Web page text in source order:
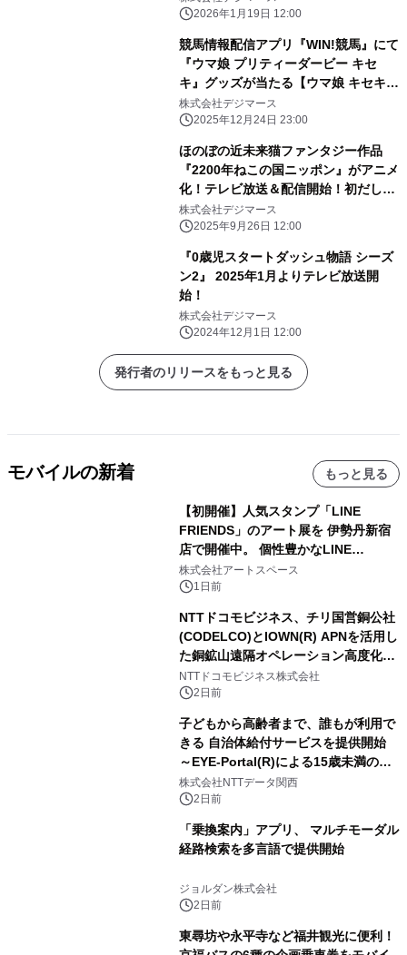
レゼントキャンペーン 第2弾】を開
2026年1月19日 12:00
競馬情報配信アプリ『WIN!競馬』にて
『ウマ娘 プリティーダービー キセ
キ』グッズが当たる【ウマ娘 キセキ・
オリジナルQUOカードプレゼントキャ
ンペーン】を開催！
株式会社デジマース
2025年12月24日 23:00
ほのぼの近未来猫ファンタジー作品
『2200年ねこの国ニッポン』がアニメ
化！テレビ放送＆配信開始！初だしテ
ィザー映像が公開！！
株式会社デジマース
2025年9月26日 12:00
『0歳児スタートダッシュ物語 シーズ
ン2』 2025年1月よりテレビ放送開
始！
株式会社デジマース
2024年12月1日 12:00
発行者のリリースをもっと見る
モバイルの新着 もっと見る
【初開催】人気スタンプ「LINE
FRIENDS」のアート展を 伊勢丹新宿
店で開催中。 個性豊かなLINE
FRIENDSの仲間たちが インテリアア
ートとして新たな魅力を発信。
株式会社アートスペース
1日前
NTTドコモビジネス、チリ国営銅公社
(CODELCO)とIOWN(R) APNを活用し
た銅鉱山遠隔オペレーション高度化に
向けた調査・実証を開始
NTTドコモビジネス株式会社
2日前
子どもから高齢者まで、誰もが利用で
きる 自治体給付サービスを提供開始
～EYE-Portal(R)による15歳未満の本
人認証と デジタルデバイド対策で実現
～
株式会社NTTデータ関西
2日前
「乗換案内」アプリ、 マルチモーダル
経路検索を多言語で提供開始
ジョルダン株式会社
2日前
東尋坊や永平寺など福井観光に便利！